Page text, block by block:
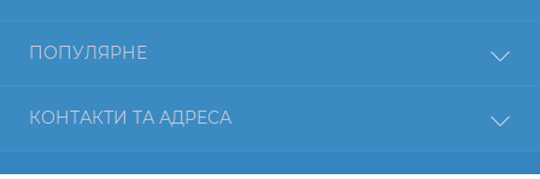
Про нас
Оплата і доставка
ПОПУЛЯРНЕ
Гейнер
КОНТАКТИ ТА АДРЕСА